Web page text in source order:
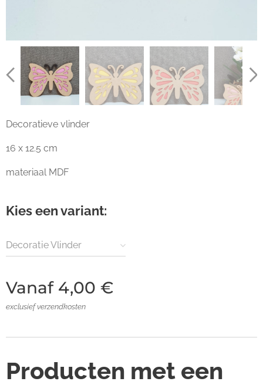
Decoratieve vlinder
16 x 12.5 cm
materiaal MDF
Kies een variant:
Decoratie Vlinder
Vanaf 4,00 €
exclusief verzendkosten
Producten met een